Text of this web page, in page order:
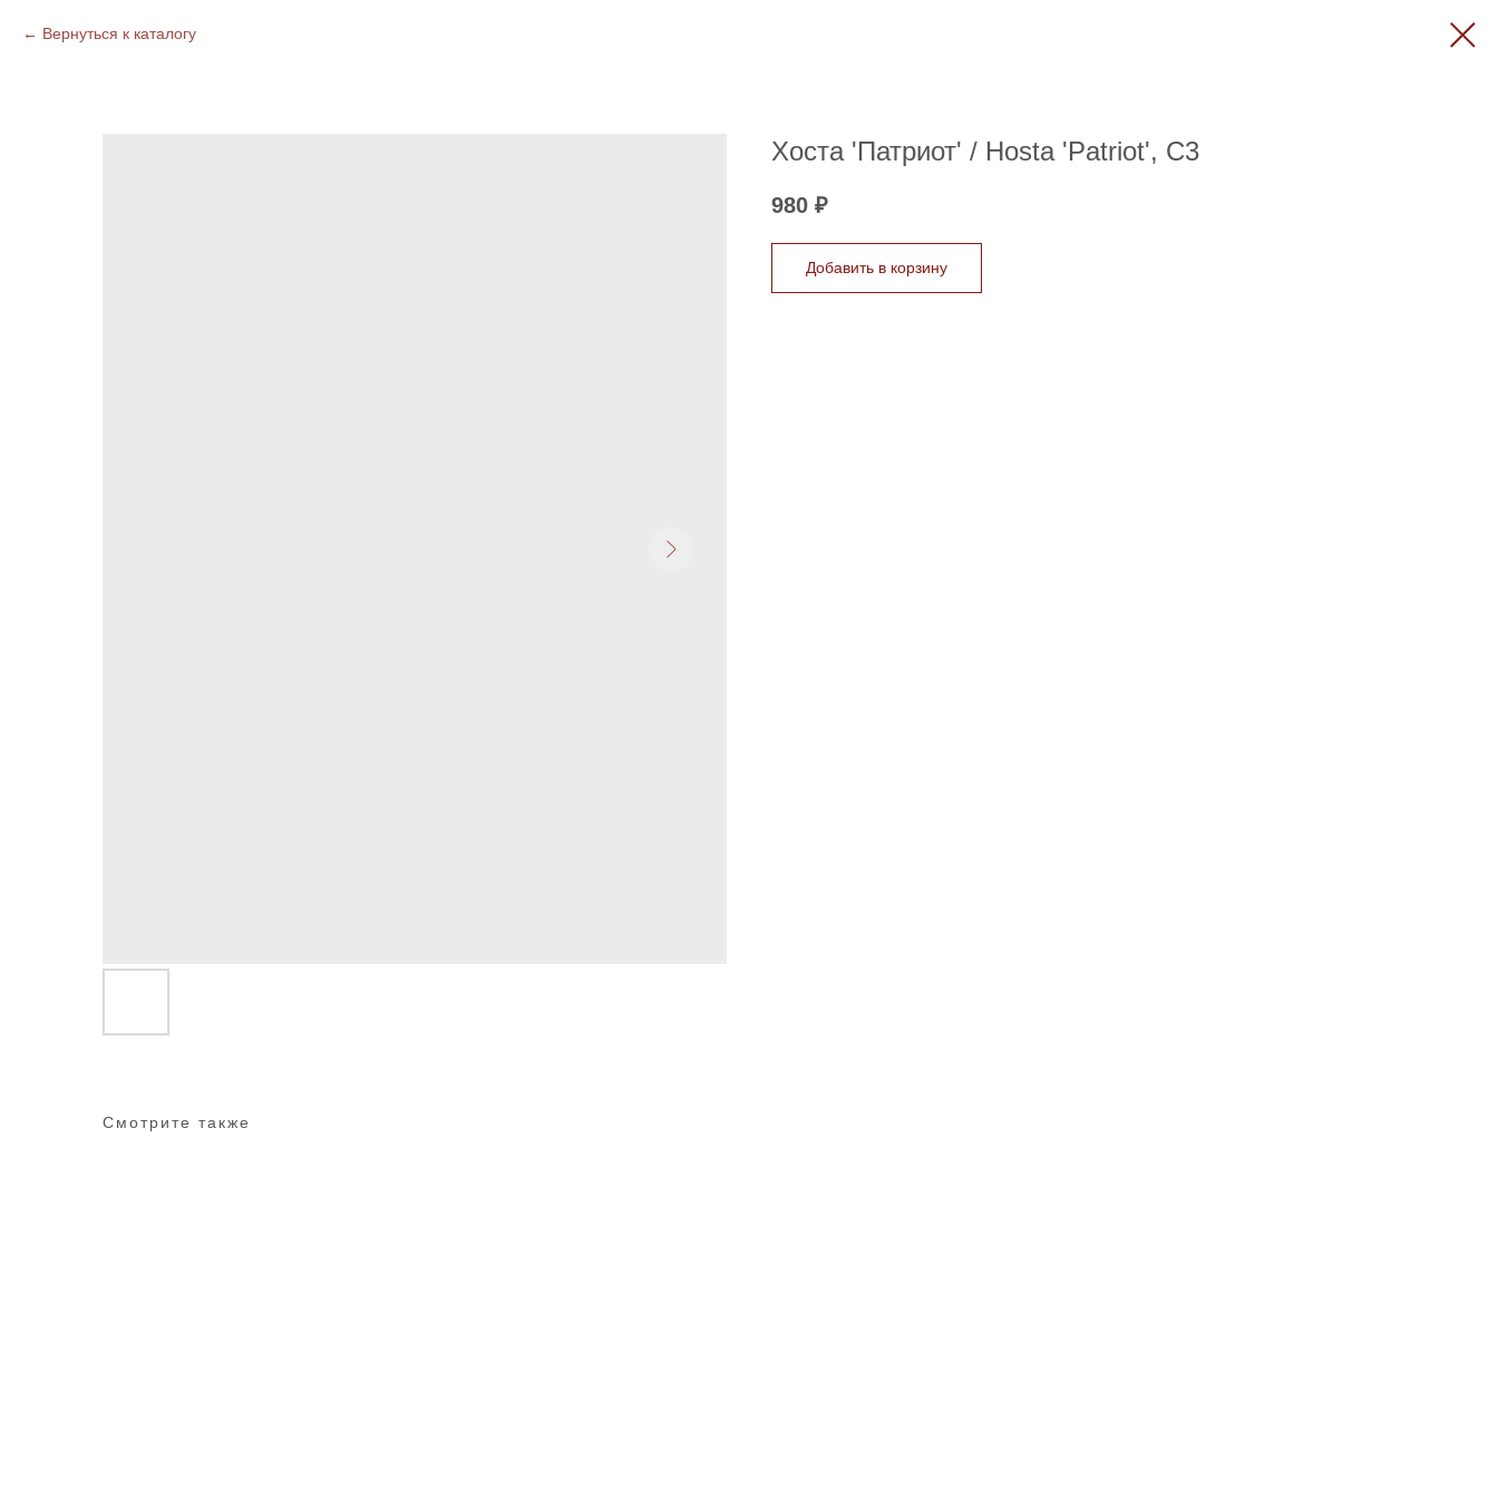
Вернуться к каталогу
Хоста 'Патриот' / Hosta 'Patriot', C3
980 ₽
Добавить в корзину
Смотрите также